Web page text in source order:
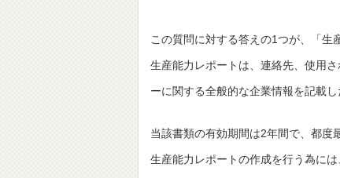
この質問に対する答えの1つが、「生
生産能力レポートは、連絡先、使用
ーに関する全般的な企業情報を記載し
当該書類の有効期間は2年間で、都度
生産能力レポートの作成を行う為に